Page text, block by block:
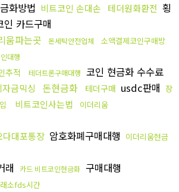
화방법 비트코인 손대손 테더원화환전 횡
인 카드구매
움파는곳 돈세탁안전업체
소액결제코인구매방
대행
추적 테더트론구매대행 코인 현금화 수수료
금믹싱 돈현금화 테더구매 usdc판매 장
비트코인사는법 이더리움
다대포통장 암호화폐구매대행 이더리움현금
래 카드 비트코인현금화 구매대행
소fds시간